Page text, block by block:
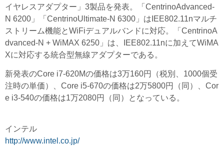
イヤレスアダプター」3製品を発表。「CentrinoAdvanced-
N 6200」「CentrinoUltimate-N 6300」はIEE802.11nマルチ
ストリーム機能とWiFiデュアルバンドに対応。「CentrinoA
dvanced-N + WiMAX 6250」は、IEE802.11nに加えてWiMA
Xに対応する統合型無線アダプターである。
新発表のCore i7-620Mの価格は3万160円（税別、1000個受
注時の単価）、Core i5-670の価格は2万5800円（同）、Cor
e i3-540の価格は1万2080円（同）となっている。
インテル
http://www.intel.co.jp/